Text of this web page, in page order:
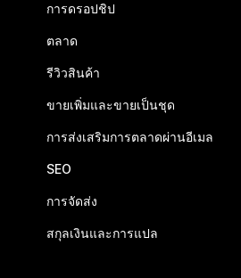
การดรอปชิป
ตลาด
รีวิวสินค้า
ขายเพิ่มและขายเป็นชุด
การส่งเสริมการตลาดผ่านอีเมล
SEO
การจัดส่ง
สกุลเงินและการแปล